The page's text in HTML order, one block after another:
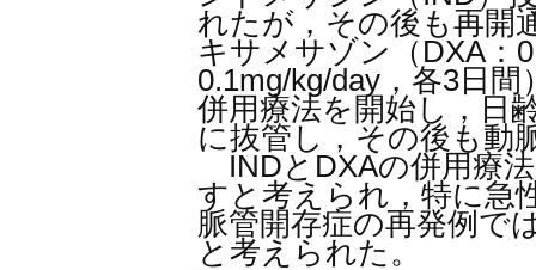
れたが，その後も再開
キサメサゾン（DXA：
0.1mg/kg/day，各3日
併用療法を開始し，日
に抜管し，その後も動
INDとDXAの併用療
すと考えられ，特に急
脈管開存症の再発例で
と考えられた。